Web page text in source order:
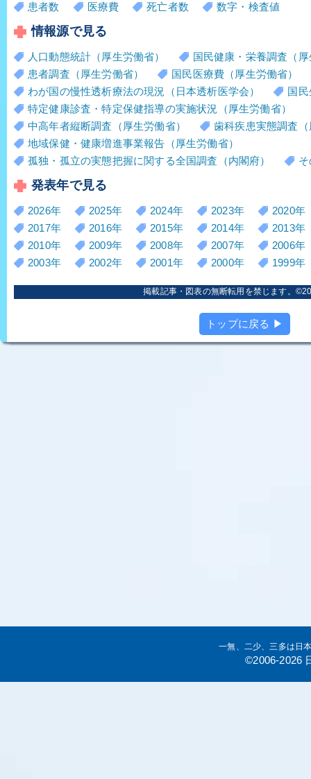
患者数 医療費 死亡者数 数字・検査値
情報源で見る
人口動態統計（厚生労働省）
国民健康・栄養調査（
患者調査（厚生労働省）
国民医療費（厚生労働省）
わが国の慢性透析療法の現況（日本透析医学会）
国
特定健康診査・特定保健指導の実施状況（厚生労働省）
中高年者縦断調査（厚生労働省）
歯科疾患実態調査
地域保健・健康増進事業報告（厚生労働省）
孤独・孤立の実態把握に関する全国調査（内閣府）
発表年で見る
2026年 2025年 2024年 2023年
2020年
2017年
2016年 2015年 2014年
2013年
2010年
2009年 2008年 2007年
2006年
2003年
2002年 2001年 2000年 1999年
掲載記事・図表の無断転用を禁じます。
トップに戻る ▶
一無、二少、三多は日
©2006-2026